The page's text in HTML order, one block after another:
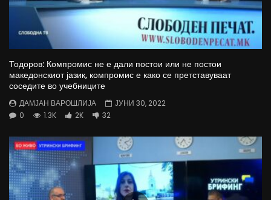
Тодоров: Компромис не е дали постои или не постои
македонскиот јазик, компромис е како се претставуваат
соседите во учебниците
ДАМЈАН ВАРОШЛИЈА
ЈУНИ 30, 2022
0
1.3K 2K 32